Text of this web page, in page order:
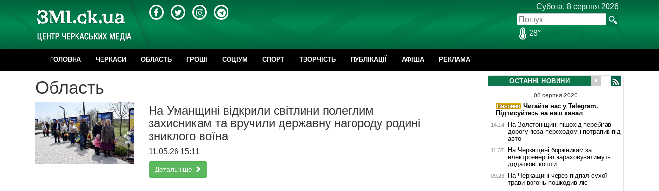
Субота, 8 серпня 2026
28°
ГОЛОВНА ЧЕРКАСИ ОБЛАСТЬ ГРОШІ CОЦІУМ СПОРТ ТВОРЧІСТЬ ПУБЛІКАЦІЇ АФІША РЕКЛАМА
Область
На Уманщині відкрили світлини полеглим
захисникам та вручили державну нагороду родині
зниклого воїна
11.05.26 15:11
Детальніше
ОСТАННІ НОВИНИ
08 серпня 2026
Читайте нас у Telegram.
Підписуйтесь на наш канал
14:14
На Золотоніщині пішохід перебігав
дорогу поза переходом і потрапив під
авто
11:37
На Черкащині боржникам за
електроенергію нараховуватимуть
додаткові кошти
09:23
На Черкащині через підпал сухої
трави вогонь пошкодив ліс